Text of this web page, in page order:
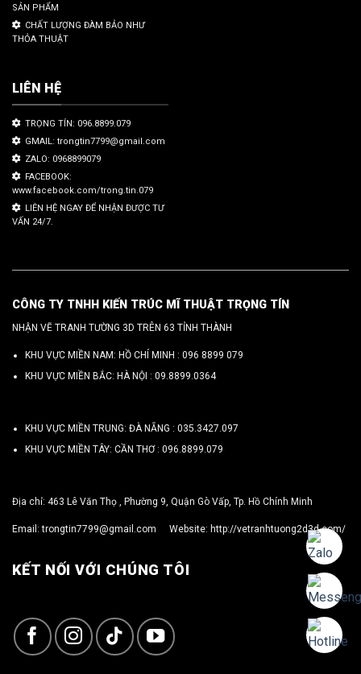
SẢN PHẨM
CHẤT LƯỢNG ĐÀM BẢO NHƯ
THỎA THUẬT
LIÊN HỆ
TRỌNG TÍN: 096.8899.079
GMAIL: trongtin7799@gmail.com
ZALO: 0968899079
FACEBOOK:
www.facebook.com/trong.tin.079
LIÊN HỆ NGAY ĐỂ NHẬN ĐƯỢC TƯ
VẤN 24/7.
CÔNG TY TNHH KIẾN TRÚC MĨ THUẬT TRỌNG TÍN
NHẬN VẼ TRANH TƯỜNG 3D TRÊN 63 TỈNH THÀNH
KHU VỰC MIỀN NAM: HỒ CHÍ MINH : 096 8899 079
KHU VỰC MIỀN BẮC: HÀ NỘI : 09.8899.0364
KHU VỰC MIỀN TRUNG: ĐÀ NẴNG : 035.3427.097
KHU VỰC MIỀN TÂY: CẦN THƠ : 096.8899.079
Địa chỉ: 463 Lê Văn Thọ , Phường 9, Quận Gò Vấp, Tp. Hồ Chính Minh
Email:trongtin7799@gmail.com Website: http://vetranhtuong2d3d.com/
KẾT NỐI VỚI CHÚNG TÔI